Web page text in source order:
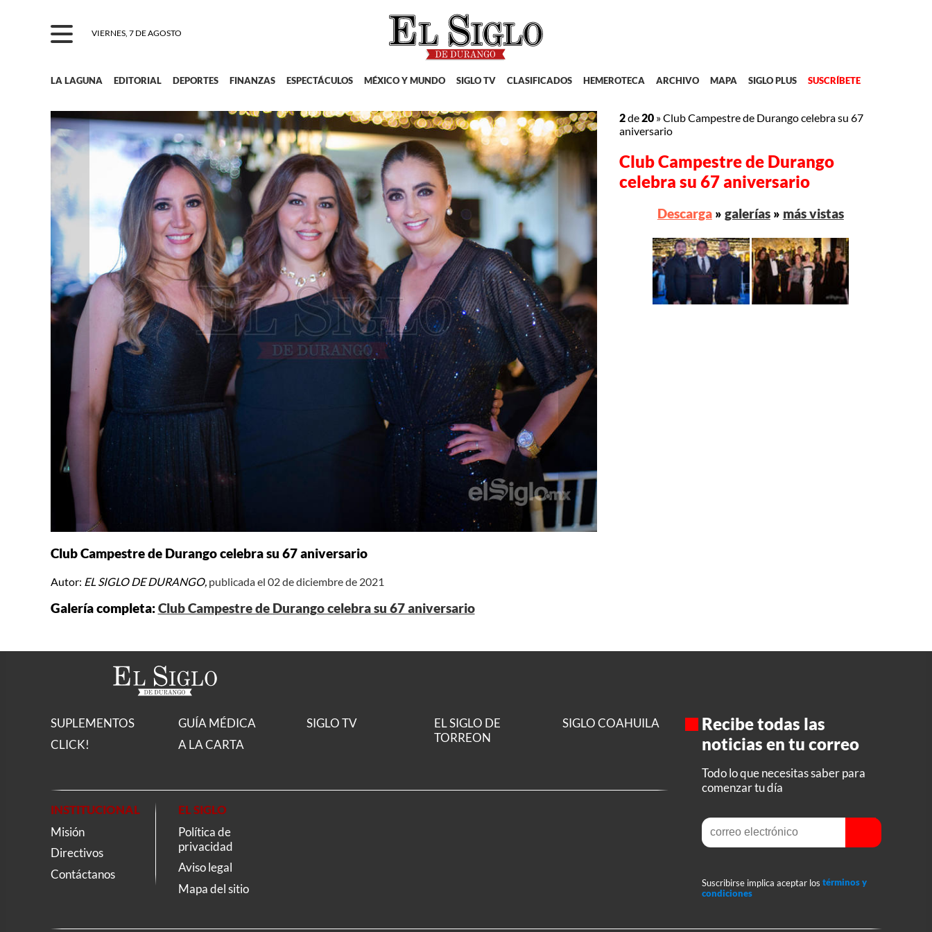
VIERNES, 7 DE AGOSTO
LA LAGUNA EDITORIAL DEPORTES FINANZAS ESPECTÁCULOS MÉXICO Y MUNDO SIGLO TV CLASIFICADOS HEMEROTECA ARCHIVO MAPA SIGLO PLUS SUSCRÍBETE
Club Campestre de Durango celebra su 67 aniversario
Autor: EL SIGLO DE DURANGO, publicada el 02 de diciembre de 2021
Galería completa:Club Campestre de Durango celebra su 67 aniversario
2de20 »Club Campestre de Durango celebra su 67
aniversario
Club Campestre de Durango
celebra su 67 aniversario
Descarga» galerías» más vistas
SUPLEMENTOS
CLICK!
GUÍA MÉDICA
A LA CARTA
SIGLO TV
EL SIGLO DE
TORREON
SIGLO COAHUILA
INSTITUCIONAL
Misión
Directivos
Contáctanos
EL SIGLO
Política de
privacidad
Aviso legal
Mapa del sitio
Recibe todas las
noticias en tu correo
Todo lo que necesitas saber para
comenzar tu día
Suscribirse implica aceptar los términos y
condiciones